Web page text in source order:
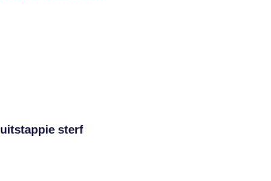
sterf